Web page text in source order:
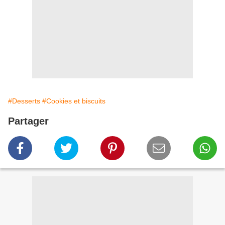
#Desserts #Cookies et biscuits
Partager